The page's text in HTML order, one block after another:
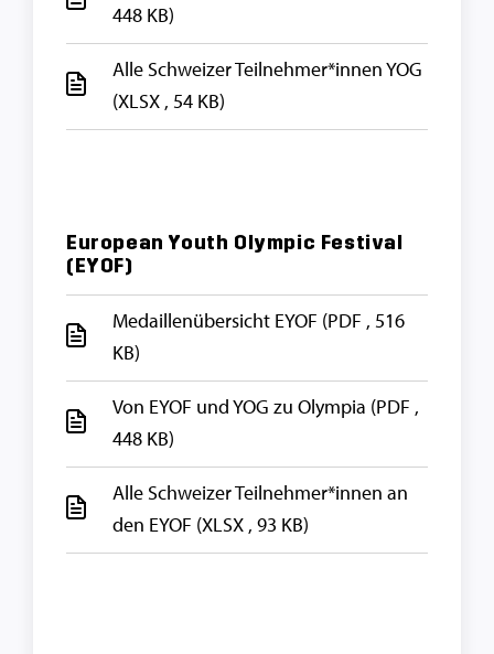
448 KB)
Alle Schweizer Teilnehmer*innen YOG
(XLSX , 54 KB)
European Youth Olympic Festival
(EYOF)
Medaillenübersicht EYOF (PDF , 516
KB)
Von EYOF und YOG zu Olympia (PDF ,
448 KB)
Alle Schweizer Teilnehmer*innen an
den EYOF (XLSX , 93 KB)